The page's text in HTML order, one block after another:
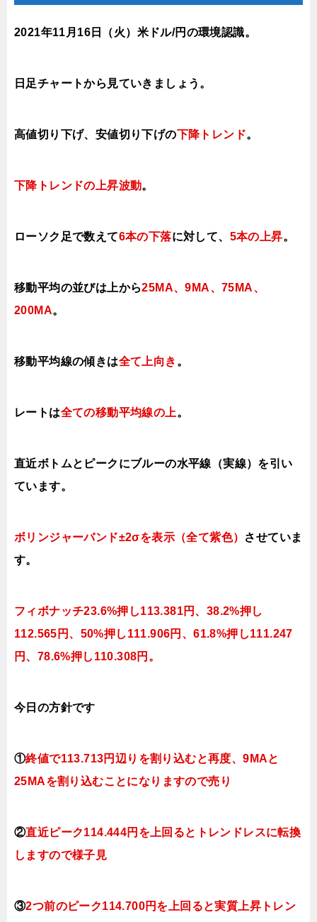
2021年11月16 日（火）米ドル/円の環境認識。
日足チャートから見ていきましょう。
高値切り下げ、安値切り下げの 下降トレンド。
下降トレンドの上昇波動。
ローソク足で数えて6本の下落に対して、 5本の上昇。
移動平均の並びは上から25MA、9MA、75MA、
200MA。
移動平均線の傾きは全て上向き 。
レートは全ての移動平均線の上。
直近ボトムとピークにブルーの水平線（実線）を引い
ています。
ボリンジャーバンド±2σを表示（全て紫色） させていま
す。
フィボナッチ23.6%押し113.381円、38.2%押し
112.565円、50%押し111.906円、61.8%押し111.247
円、78.6%押し110.308円。
今日の方針です
①終値で113.713円辺りを割り込むと再度、9MAと
25MAを割り込むことになりますので売り
②直近ピーク114.444円を上回るとトレンドレスに転換
しますので様子見
③2つ前のピーク114.700円を上回ると実質上昇トレン